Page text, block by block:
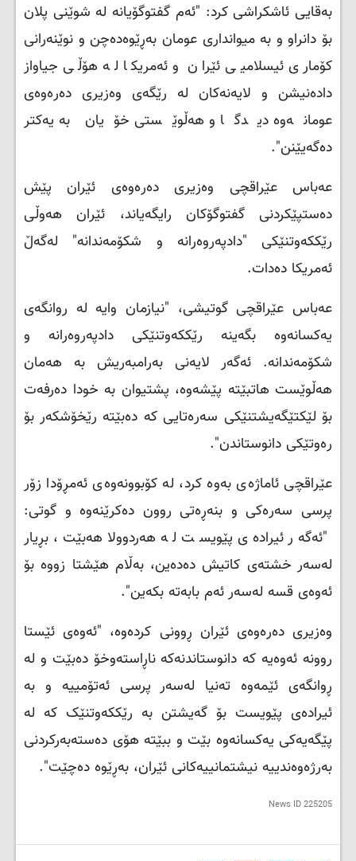
بەقایی ئاشکراشی کرد: "ئەم گفتوگۆیانە لە شوێنی پلان
بۆ دانراو و بە میوانداری عومان بەڕێوەدەچن و نوێنەرانی
کۆماری ئیسلامیی ئێران و ئەمریکا لە هۆڵی جیاواز
دادەنیشن و لایەنەکان لە رێگەی وەزیری دەرەوەی
عومانەوە دیدگا و هەڵوێستی خۆیان بە یەکتر
دەگەیێنن."
عەباس عێراقچی وەزیری دەرەوەی ئێران پێش
دەستپێکردنی گفتوگۆکان رایگەیاند، ئێران هەوڵی
رێککەوتنێکی "دادپەروەرانە و شکۆمەندانە" لەگەڵ
ئەمریکا دەدات.
عەباس عێراقچی گوتیشی، "نیازمان وایە لە روانگەی
یەکسانەوە بگەینە رێککەوتنێکی دادپەروەرانە و
شکۆمەندانە. ئەگەر لایەنی بەرامبەریش بە هەمان
هەڵوێست هاتبێتە پێشەوە، پشتیوان بە خودا دەرفەت
بۆ لێکتێگەیشتنێکی سەرەتایی کە دەبێتە رێخۆشکەر بۆ
رەوتێکی دانوستاندن."
عێراقچی ئاماژەی بەوە کرد، لە کۆبوونەوەی ئەمڕۆدا زۆر
پرسی سەرەکی و بنەڕەتی روون دەکرێنەوە و گوتی:
"ئەگەر ئیرادەی پێویست لە هەردوولا هەبێت، بڕیار
لەسەر خشتەی کاتیش دەدەین، بەڵام هێشتا زووە بۆ
ئەوەی قسە لەسەر ئەم بابەتە بکەین."
وەزیری دەرەوەی ئێران ڕوونی کردەوە، "ئەوەی ئێستا
روونە ئەوەیە کە دانوستاندنەکە ناڕاستەوخۆ دەبێت و لە
ڕوانگەی ئێمەوە تەنیا لەسەر پرسی ئەتۆمییە و بە
ئیرادەی پێویست بۆ گەیشتن بە رێککەوتنێک کە لە
پێگەیەکی یەکسانەوە بێت و ببێتە هۆی دەستەبەرکردنی
بەرژەوەندییە نیشتمانییەکانی ئێران، بەڕێوە دەچێت".
News ID225205